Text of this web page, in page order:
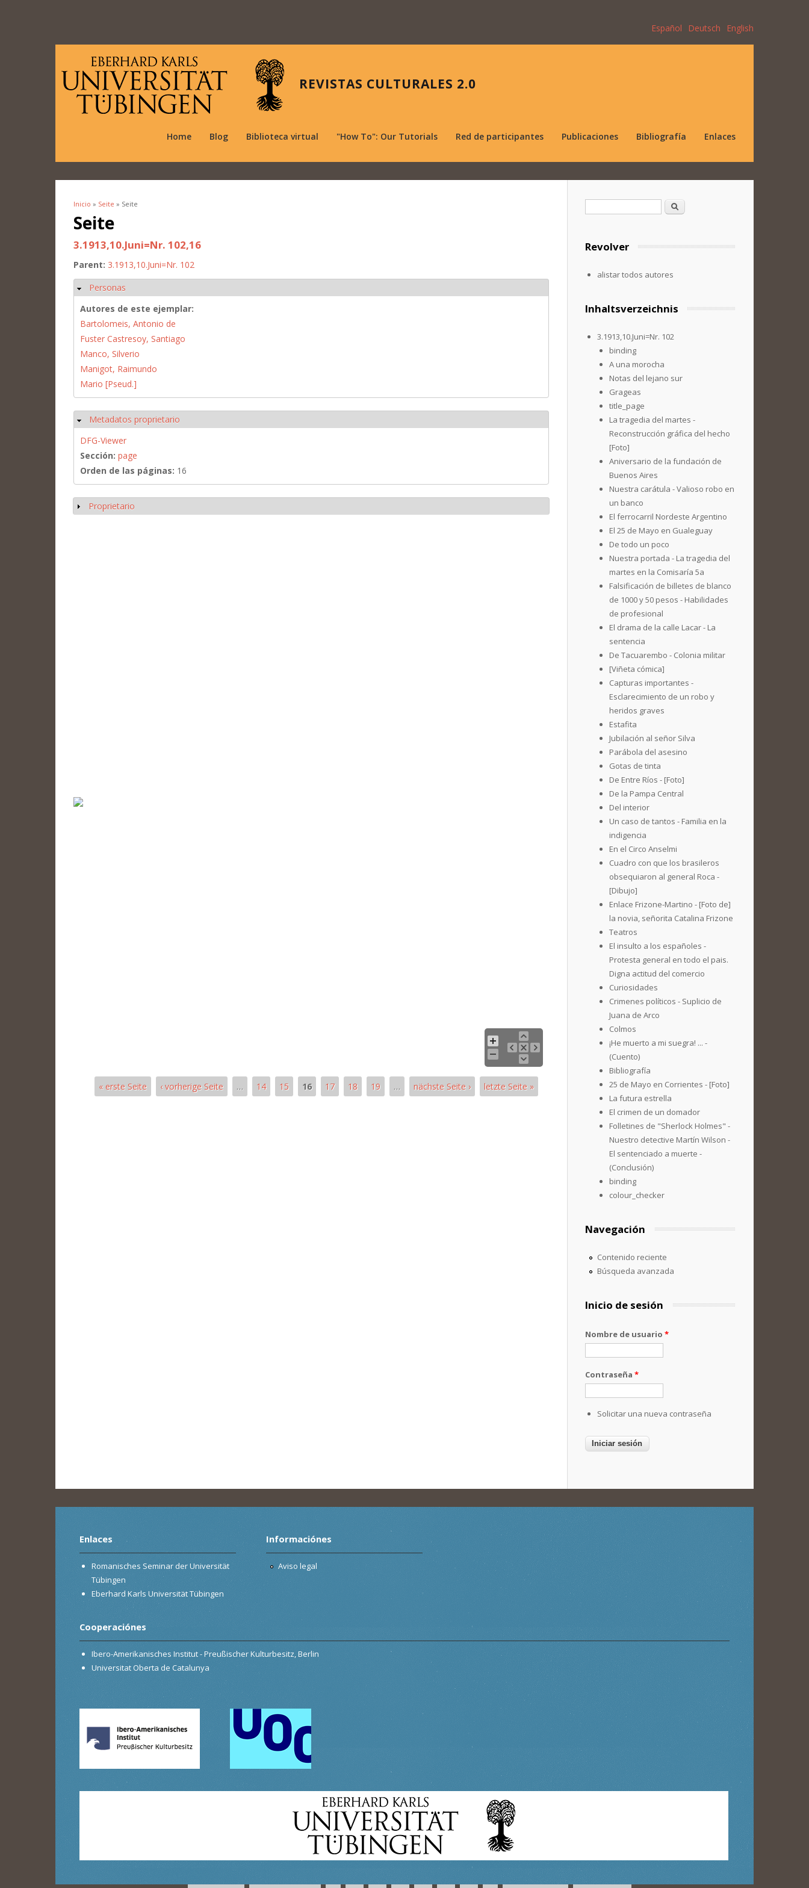
Español Deutsch English
REVISTAS CULTURALES 2.0
Home Blog Biblioteca virtual "How To": Our Tutorials Red de participantes Publicaciones Bibliografía Enlaces
Se encuentra usted aquí
Inicio » Seite » Seite
Seite
3.1913,10.Juni=Nr. 102,16
Parent: 3.1913,10.Juni=Nr. 102
Ocultar
Personas
Autores de este ejemplar:
Bartolomeis, Antonio de
Fuster Castresoy, Santiago
Manco, Silverio
Manigot, Raimundo
Mario [Pseud.]
Ocultar
Metadatos proprietario
DFG-Viewer
Sección: page
Orden de las páginas: 16
Mostrar
Proprietario
« erste Seite ‹ vorherige Seite … 14 15 16 17 18 19 … nächste Seite › letzte Seite »
Formulario de búsqueda
Buscar
Revolver
alistar todos autores
Inhaltsverzeichnis
3.1913,10.Juni=Nr. 102
binding
A una morocha
Notas del lejano sur
Grageas
title_page
La tragedia del martes -
Reconstrucción gráfica del hecho
[Foto]
Aniversario de la fundación de
Buenos Aires
Nuestra carátula - Valioso robo en
un banco
El ferrocarril Nordeste Argentino
El 25 de Mayo en Gualeguay
De todo un poco
Nuestra portada - La tragedia del
martes en la Comisaría 5a
Falsificación de billetes de blanco
de 1000 y 50 pesos - Habilidades
de profesional
El drama de la calle Lacar - La
sentencia
De Tacuarembo - Colonia militar
[Viñeta cómica]
Capturas importantes -
Esclarecimiento de un robo y
heridos graves
Estafita
Jubilación al señor Silva
Parábola del asesino
Gotas de tinta
De Entre Ríos - [Foto]
De la Pampa Central
Del interior
Un caso de tantos - Familia en la
indigencia
En el Circo Anselmi
Cuadro con que los brasileros
obsequiaron al general Roca -
[Dibujo]
Enlace Frizone-Martino - [Foto de]
la novia, señorita Catalina Frizone
Teatros
El insulto a los españoles -
Protesta general en todo el pais.
Digna actitud del comercio
Curiosidades
Crimenes políticos - Suplicio de
Juana de Arco
Colmos
¡He muerto a mi suegra! ... -
(Cuento)
Bibliografía
25 de Mayo en Corrientes - [Foto]
La futura estrella
El crimen de un domador
Folletines de "Sherlock Holmes" -
Nuestro detective Martín Wilson -
El sentenciado a muerte -
(Conclusión)
binding
colour_checker
Navegación
Contenido reciente
Búsqueda avanzada
Inicio de sesión
Nombre de usuario *
Contraseña *
Solicitar una nueva contraseña
Enlaces
Romanisches Seminar der Universität
Tübingen
Eberhard Karls Universität Tübingen
Informaciónes
Aviso legal
Cooperaciónes
Ibero-Amerikanisches Institut - Preußischer Kulturbesitz, Berlin
Universitat Oberta de Catalunya